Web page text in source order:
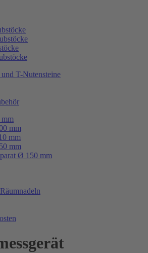
und T-Nutensteine
mm
mm
mm
Ø 150 mm